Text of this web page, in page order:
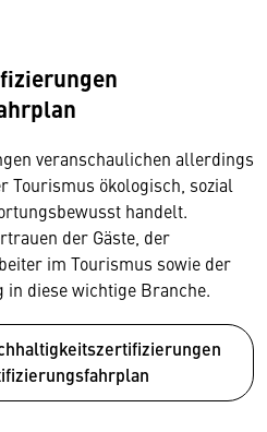
veranschaulichen allerdings
Tourismus ökologisch, sozial
handelt.
der Gäste, der
im Tourismus sowie der
in diese wichtige Branche.